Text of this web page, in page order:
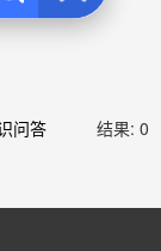
问答 结果: 0